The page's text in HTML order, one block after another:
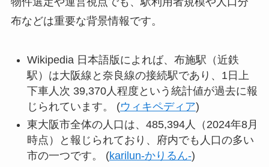
布などは重要な背景情報です。
Wikipedia 日本語版によれば、布施駅（近鉄
駅）は大阪線と奈良線の接続駅であり、1日上
下車人次 39,370人程度という統計値が過去に報
じられています。 (ウィキペディア)
東大阪市全体の人口は、485,394人（2024年8月
時点）と報じられており、府内でも人口の多い
市の一つです。 (karilun-かりるん-)